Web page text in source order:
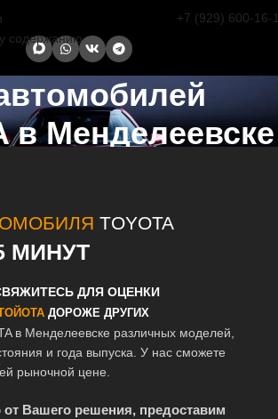
содержанию
+7 (929) 600-16-
в Менделеевске
TOYOTA
МИНУТ
ДЛЯ ОЦЕНКИ
ДОРОЖЕ ДРУГИХ
в Менделеевске различных моделей,
и года выпуска. У нас сможете
рыночной цене.
от Вашего решения, предоставим